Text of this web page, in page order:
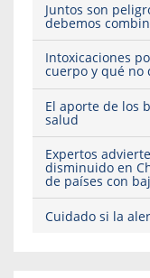
Juntos son
debemos
Intoxicaciones
cuerpo y qué no
El aporte de los
salud
Expertos
disminuido en
de países con
Cuidado si la